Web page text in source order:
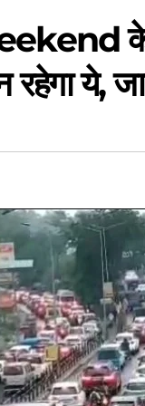
के
ये,